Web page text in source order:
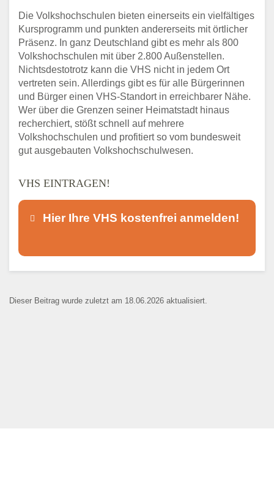
Die Volkshochschulen bieten einerseits ein vielfältiges
Kursprogramm und punkten andererseits mit örtlicher
Präsenz. In ganz Deutschland gibt es mehr als 800
Volkshochschulen mit über 2.800 Außenstellen.
Nichtsdestotrotz kann die VHS nicht in jedem Ort
vertreten sein. Allerdings gibt es für alle Bürgerinnen
und Bürger einen VHS-Standort in erreichbarer Nähe.
Wer über die Grenzen seiner Heimatstadt hinaus
recherchiert, stößt schnell auf mehrere
Volkshochschulen und profitiert so vom bundesweit
gut ausgebauten Volkshochschulwesen.
VHS EINTRAGEN!
Hier Ihre VHS kostenfrei anmelden!
Kontaktaufnahme und ist nicht
Dieser Beitrag wurde zuletzt am 18.06.2026 aktualisiert.